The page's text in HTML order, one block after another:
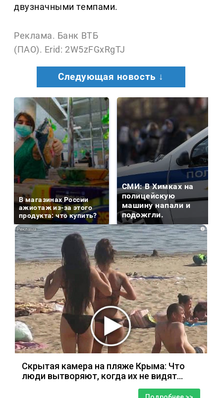
двузначными темпами.
Реклама. Банк ВТБ
(ПАО). Erid: 2W5zFGxRgTJ
Следующая новость ↓
В магазинах России
ажиотаж из-за этого
продукта: что купить?
СМИ: В Химках на
полицейскую
машину напали и
подожгли.
i
Скрытая камера на пляже Крыма: Что
люди вытворяют, когда их не видят...